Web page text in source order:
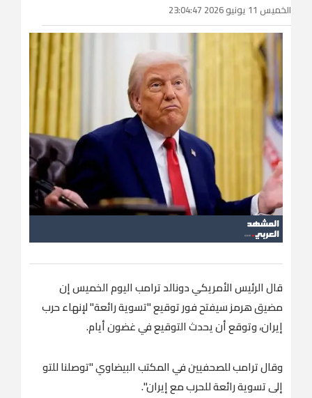
الخميس 11 يونيو 2026 23:04:47
قال الرئيس ​الأمريكي دونالد ترامب اليوم الخميس إن
مضيق هرمز سيفتح ‌فور ‌توقيع "تسوية ​رائعة" لإنهاء ‌حرب
⁠إيران، ​وتوقع أن ⁠يحدث التوقيع في غضون أيام.
وقال ترامب للصحفيين ⁠في المكتب ‌البيضاوي "توصلنا ‌للتو ​
إلى تسوية ‌رائعة للحرب ‌مع إيران".